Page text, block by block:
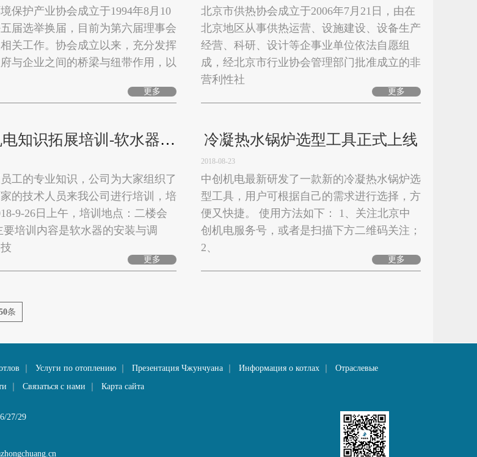
保护产业协会成立于1994年8月10
届选举换届，目前为第六届理事会
关工作。协会成立以来，充分发挥
与企业之间的桥梁与纽带作用，以
更多
北京市供热协会成立于2006年7月21日，由在
北京地区从事供热运营、设施建设、设备生产
经营、科研、设计等企事业单位依法自愿组
成，经北京市行业协会管理部门批准成立的非
营利性社
更多
中创机电知识拓展培训-软水器培训会
工的专业知识，公司为大家组织了
的技术人员来我公司进行培训，培
9-26日上午，培训地点：二楼会
要培训内容是软水器的安装与调
更多
冷凝热水锅炉选型工具正式上线
2018-08-23
中创机电最新研发了一款新的冷凝热水锅炉选
型工具，用户可根据自己的需求进行选择，方
便又快捷。 使用方法如下： 1、关注北京中
创机电服务号，或者是扫描下方二维码关注；
2、
更多
条
｜Услуги по отоплению ｜Презентация Чжунчуана ｜Информация о котлах ｜Отраслевые
｜Связаться с нами ｜Карта сайта
27/29